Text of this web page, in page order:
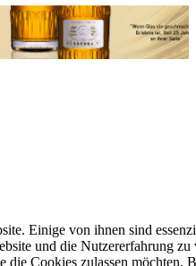
Einige von ihnen sind
und die Nutzererfahrung
die Cookies zulassen möchten.